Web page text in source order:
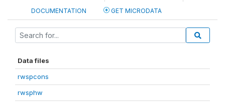
DOCUMENTATION GET MICRODATA
Data files
rwspcons
rwsphw